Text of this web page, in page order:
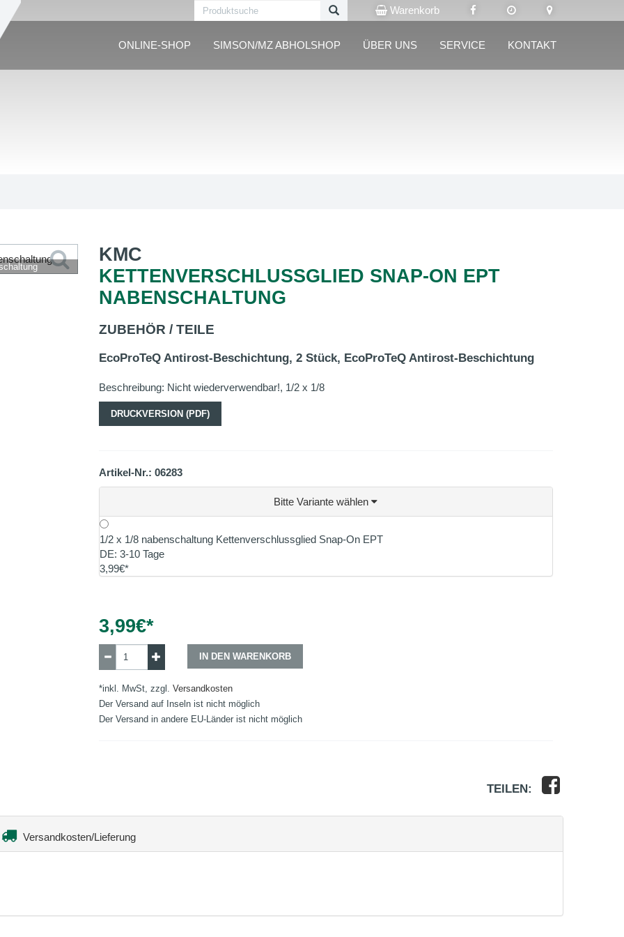
Warenkorb
ONLINE-SHOP SIMSON/MZ ABHOLSHOP ÜBER UNS SERVICE KONTAKT
KMC
KETTENVERSCHLUSSGLIED SNAP-ON EPT
NABENSCHALTUNG
ZUBEHÖR / TEILE
EcoProTeQ Antirost-Beschichtung, 2 Stück, EcoProTeQ Antirost-Beschichtung
Beschreibung: Nicht wiederverwendbar!, 1/2 x 1/8
DRUCKVERSION (PDF)
Artikel-Nr.: 06283
Bitte Variante wählen
1/2 x 1/8 nabenschaltung Kettenverschlussglied Snap-On EPT
DE: 3-10 Tage
3,99€*
3,99€*
IN DEN WARENKORB
*inkl. MwSt, zzgl. Versandkosten
Der Versand auf Inseln ist nicht möglich
Der Versand in andere EU-Länder ist nicht möglich
TEILEN:
Versandkosten/Lieferung